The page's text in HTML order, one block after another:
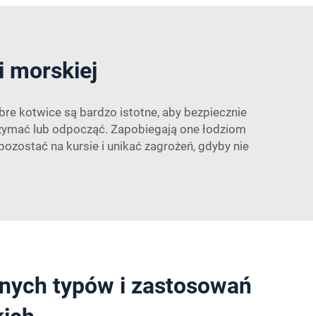
morskiej
kotwice są bardzo istotne, aby bezpiecznie
lub odpocząć. Zapobiegają one łodziom
na kursie i unikać zagrożeń, gdyby nie
typów i zastosowań